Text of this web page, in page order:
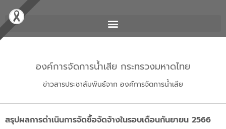
องค์การจัดการน้ำเสีย กระทรวงมหาดไทย
ข่าวสารประชาสัมพันธ์จาก องค์การจัดการน้ำเสีย
สรุปผลการดำเนินการจัดซื้อจัดจ้างในรอบเดือนกันยายน 2566